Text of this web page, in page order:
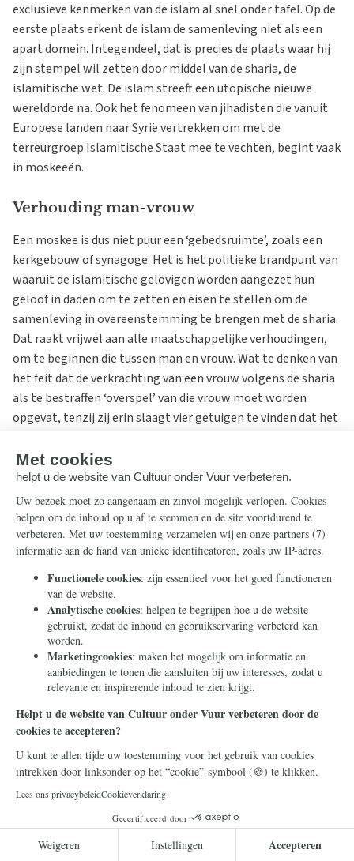
exclusieve kenmerken van de islam al snel onder tafel. Op de
eerste plaats erkent de islam de samenleving niet als een
apart domein. Integendeel, dat is precies de plaats waar hij
zijn stempel wil zetten door middel van de sharia, de
islamitische wet. De islam streeft een utopische nieuwe
wereldorde na. Ook het fenomeen van jihadisten die vanuit
Europese landen naar Syrië vertrekken om met de
terreurgroep Islamitische Staat mee te vechten, begint vaak
in moskeeën.
Verhouding man-vrouw
Een moskee is dus niet puur een ‘gebedsruimte’, zoals een
kerkgebouw of synagoge. Het is het politieke brandpunt van
waaruit de islamitische gelovigen worden aangezet hun
geloof in daden om te zetten en eisen te stellen om de
samenleving in overeenstemming te brengen met de sharia.
Dat raakt vrijwel aan alle maatschappelijke verhoudingen,
om te beginnen die tussen man en vrouw. Wat te denken van
het feit dat de verkrachting van een vrouw volgens de sharia
als te bestraffen ‘overspel’ van die vrouw moet worden
opgevat, tenzij zij erin slaagt vier getuigen te vinden dat het
niet in slaagt, is overigens in sommige islamitische landen
de doodstraf, al dan niet via steniging.
Diyanet-moskeeën
Verder bestaan er vrijwel altijd politieke en financiële
verbanden tussen de moskee en het land van herkomst. De
Diyanet-moskeeën zijn bijvoorbeeld Turkse
staatsmoskeeën, waarvan de imam in loondienst is van de
Turkse staat. Zij vallen onder de ‘Diyanet’, het Turkse
presidium van godsdienstzaken dat ressorteert onder het
ministerie van Algemene Zaken van president Erdogan. Het
wordt wel de ‘Turkse staatskerk’ genoemd, paradoxalerwijze
ooit opgericht om de radicale islam buiten de deur te houden
en om na de val van het Ottomaanse rijk strenge controle te
houden op alles wat met de islam te maken heeft.
Politieke leiband
In Turkije zelf beheert Diyanet 90.000 moskeeën. Bemand
door leken vormt dit Diyanet-netwerk, vooral nadat de